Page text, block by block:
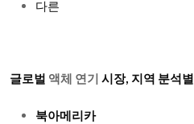
다른
글로벌 액체 연기 시장, 지역 분석별
북아메리카